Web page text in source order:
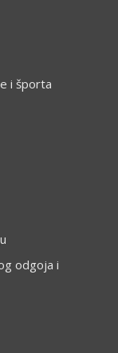
i športa
odgoja i